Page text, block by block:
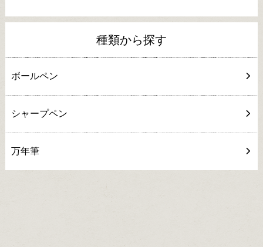
種類から探す
ボールペン
シャープペン
万年筆